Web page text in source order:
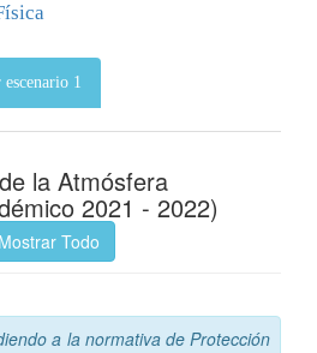
escenario 1
la Atmósfera
2021 - 2022)
Mostrar Todo
a la normativa de Protección